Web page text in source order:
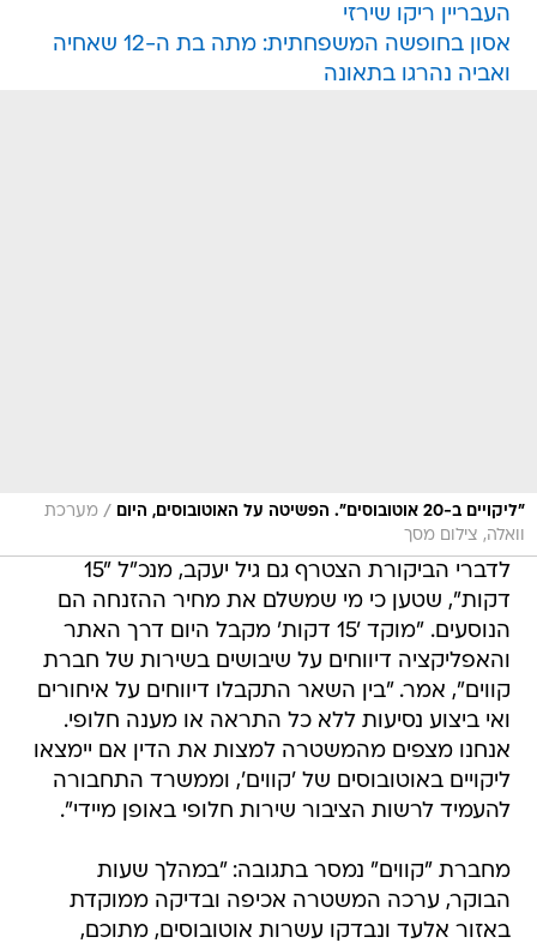
העבריין ריקו שירזי
אסון בחופשה המשפחתית: מתה בת ה-12 שאחיה
ואביה נהרגו בתאונה
"ליקויים ב-20 אוטובוסים". הפשיטה על האוטובוסים, היום / מערכת
וואלה, צילום מסך
לדברי הביקורת הצטרף גם גיל יעקב, מנכ"ל "15
דקות", שטען כי מי שמשלם את מחיר ההזנחה הם
הנוסעים. "מוקד '15 דקות' מקבל היום דרך האתר
והאפליקציה דיווחים על שיבושים בשירות של חברת
קווים", אמר. "בין השאר התקבלו דיווחים על איחורים
ואי ביצוע נסיעות ללא כל התראה או מענה חלופי.
אנחנו מצפים מהמשטרה למצות את הדין אם יימצאו
ליקויים באוטובוסים של 'קווים', וממשרד התחבורה
להעמיד לרשות הציבור שירות חלופי באופן מיידי".
מחברת "קווים" נמסר בתגובה: "במהלך שעות
הבוקר, ערכה המשטרה אכיפה ובדיקה ממוקדת
באזור אלעד ונבדקו עשרות אוטובוסים, מתוכם,